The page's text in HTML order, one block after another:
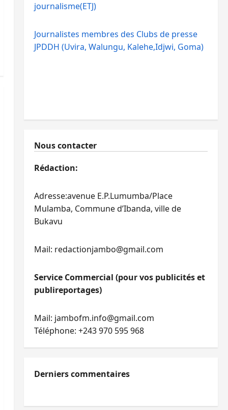
journalisme(ETJ)
Journalistes membres des Clubs de presse
JPDDH (Uvira, Walungu, Kalehe,Idjwi, Goma)
Nous contacter
Rédaction:
Adresse:avenue E.P.Lumumba/Place
Mulamba, Commune d’Ibanda, ville de
Bukavu
Mail: redactionjambo@gmail.com
Service Commercial (pour vos publicités et
publireportages)
Mail: jambofm.info@gmail.com
Téléphone: +243 970 595 968
Derniers commentaires